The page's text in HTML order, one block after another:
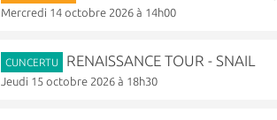
Mercredi 14 octobre 2026 à 14h00
CUNCERTU RENAISSANCE TOUR - SNAIL
Jeudi 15 octobre 2026 à 18h30